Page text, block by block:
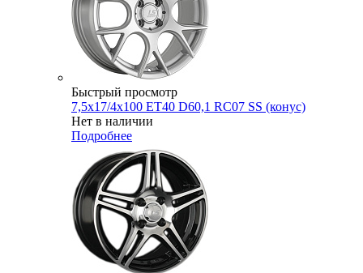
Быстрый просмотр
7,5x17/4x100 ET40 D60,1 RC07 SS (конус)
Нет в наличии
Подробнее